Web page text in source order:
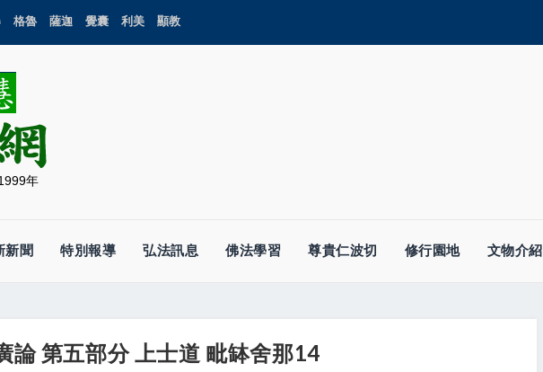
格魯 薩迦 覺囊 利美 顯教
年
新聞 特別報導 弘法訊息 佛法學習 尊貴仁波切 修行園地 文物介紹
論 第五部分 上士道 毗缽舍那14